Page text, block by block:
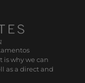
is why we can
as a direct and